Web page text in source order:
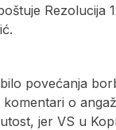
Rezolucija
povećanja
o
jer VS u